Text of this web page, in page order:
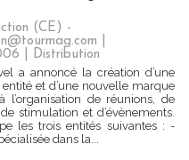
(CE) -
|
Distribution
a annoncé la création d’une
et d’une nouvelle marque
l’organisation de réunions, de
stimulation et d’évènements.
les trois entités suivantes : -
dans la...